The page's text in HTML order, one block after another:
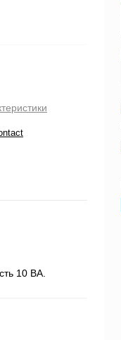
10 ВА.